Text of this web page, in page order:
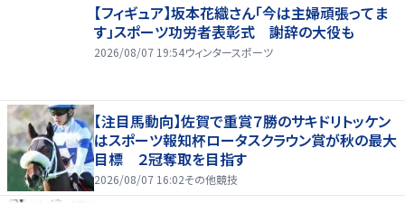
【フィギュア】坂本花織さん「今は主婦頑張ってま
す」スポーツ功労者表彰式 謝辞の大役も
2026/08/07 19:54ウィンタースポーツ
【注目馬動向】佐賀で重賞７勝のサキドリトッケン
はスポーツ報知杯ロータスクラウン賞が秋の最大
目標 ２冠奪取を目指す
2026/08/07 16:02その他競技